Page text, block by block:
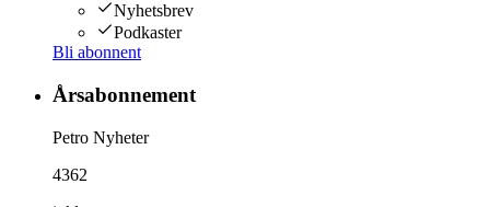
Nyhetsbrev
Podkaster
Bli abonnent
Årsabonnement
Petro Nyheter
4362